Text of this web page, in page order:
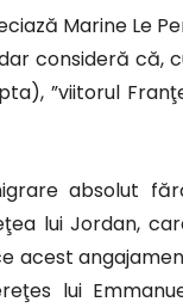
Marine Le
consideră că,
”viitorul
absolut
lui Jordan,
acest
lui